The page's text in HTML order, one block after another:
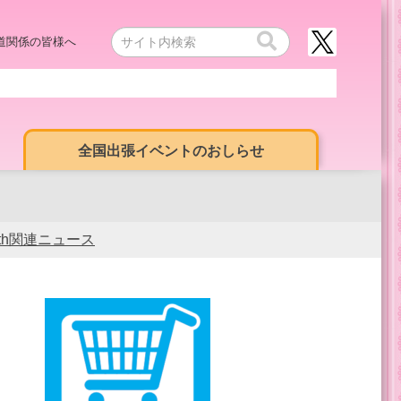
全国出張イベントのおしらせ
関係の皆様へ
関連ニュース